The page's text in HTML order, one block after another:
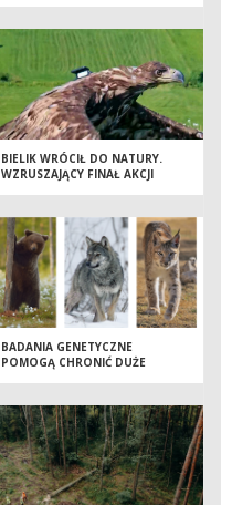
BIELIK WRÓCIŁ DO NATURY.
WZRUSZAJĄCY FINAŁ AKCJI
BADANIA GENETYCZNE
POMOGĄ CHRONIĆ DUŻE